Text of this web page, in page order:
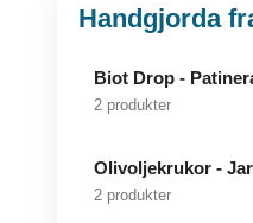
Handgjorda
Biot Drop -
2 produkter
Olivoljekrukor -
2 produkter